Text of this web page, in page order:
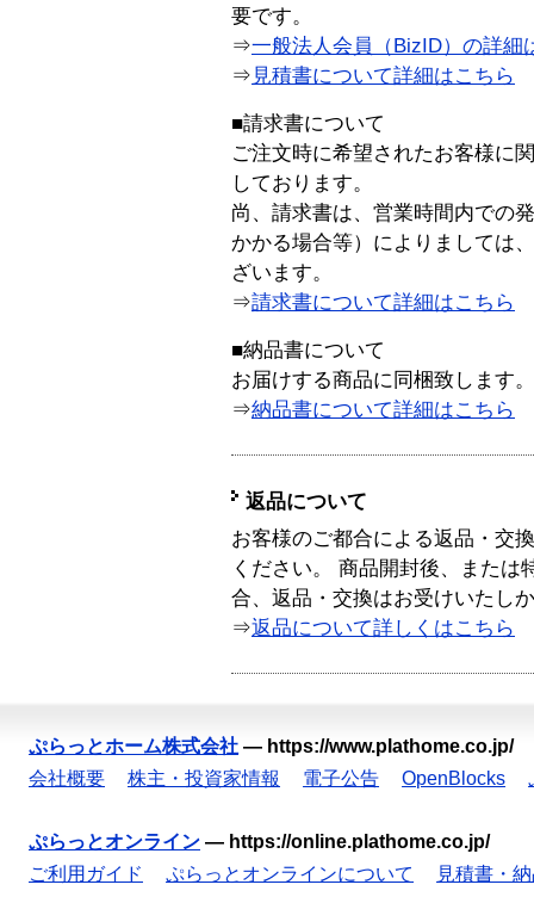
要です。
⇒一般法人会員（BizID）の詳細
⇒ 見積書について詳細はこちら
■請求書について
ご注文時に希望されたお客様に
しております。
尚、請求書は、営業時間内での
かかる場合等）によりましては
ざいます。
⇒請求書について詳細はこちら
■納品書について
お届けする商品に同梱致します。
⇒納品書について詳細はこちら
返品について
お客様のご都合による返品・交
ください。 商品開封後、または
合、返品・交換はお受けいたし
⇒返品について詳しくはこちら
ぷらっとホーム株式会社 — https://www.plathome.co.jp/
会社概要
株主・投資家情報 電子公告 OpenBlocks
ぷらっとオンライン — https://online.plathome.co.jp/
ご利用ガイド
ぷらっとオンラインについて 見積書・